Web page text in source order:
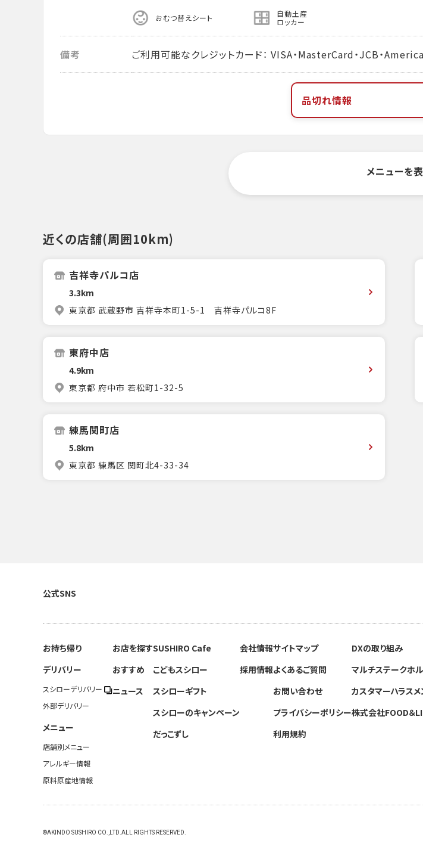
おむつ替えシート 自動土産
ロッカー
備考 ご利用可能なクレジットカード： VISA・MasterCard・JCB・
品切れ情報
メニューを
近くの店舗(周囲10km)
吉祥寺パルコ店
3.3km
東京都 武蔵野市 吉祥寺本町1-5-1 吉祥寺パルコ8F
東府中店
4.9km
東京都 府中市 若松町1-32-5
練馬関町店
5.8km
東京都 練馬区 関町北4-33-34
公式SNS
お持ち帰り
デリバリー
スシローデリバリー
外部デリバリー
メニュー
店舗別メニュー
アレルギー情報
原料原産地情報
お店を探す
おすすめ
ニュース
SUSHIRO Cafe
こどもスシロー
スシローギフト
スシローのキャンペーン
だっこずし
会社情報
採用情報
サイトマップ
よくあるご質問
お問い合わせ
プライバシーポリシー
利用規約
DXの取り組み
マルチステークホ
カスタマーハラス
株式会社FOOD＆
©AKINDO SUSHIRO CO.,LTD.ALL RIGHTS RESERVED.